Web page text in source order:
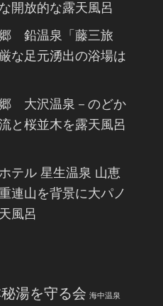
開放的な露天風呂
鉛温泉「藤三旅
な足元湧出の浴場は
大沢温泉－のどか
と桜並木を露天風呂
テル 星生温泉 山恵
連山を背景に大パノ
風呂
秘湯を守る会 海中温泉